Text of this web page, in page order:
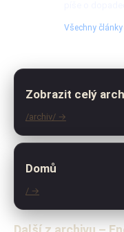
Všechny
Zobrazit celý
/archiv/ →
Domů
/ →